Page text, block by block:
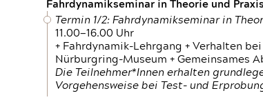
Fahrdynamikseminar in Theorie und
Termin 1/2: Fahrdynamikseminar in
11.00—16.00 Uhr
+ Fahrdynamik-Lehrgang + Verhalten
Nürburgring-Museum + Gemeinsames
Die Teilnehmer*Innen erhalten
Vorgehensweise bei Test- und